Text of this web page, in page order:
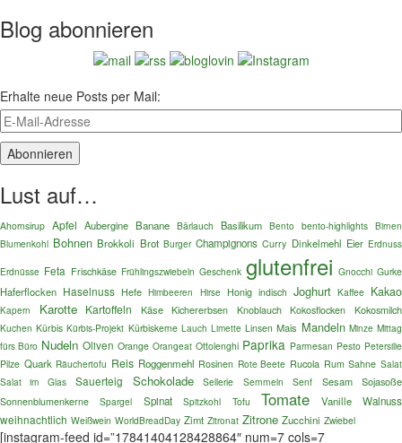
Blog abonnieren
Erhalte neue Posts per Mail:
Lust auf…
Ahornsirup Apfel Aubergine Banane Bärlauch Basilikum Bento bento-highlights Birnen
Blumenkohl Bohnen Brokkoli Brot Burger Champignons Curry Dinkelmehl Eier Erdnuss
Erdnüsse Feta Frischkäse Frühlingszwiebeln Geschenk glutenfrei Gnocchi Gurke
Haferflocken Haselnuss Hefe Himbeeren Hirse Honig indisch Joghurt Kaffee Kakao
Kapern Karotte Kartoffeln Käse Kichererbsen Knoblauch Kokosflocken Kokosmilch
Kuchen Kürbis Kürbis-Projekt Kürbiskerne Lauch Limette Linsen Mais Mandeln Minze Mittag
fürs Büro Nudeln Oliven Orange Orangeat Ottolenghi Paprika Parmesan Pesto Petersilie
Pilze Quark Räuchertofu Reis Roggenmehl Rosinen Rote Beete Rucola Rum Sahne Salat
Salat im Glas Sauerteig Schokolade Sellerie Semmeln Senf Sesam Sojasoße
Sonnenblumenkerne Spargel Spinat Spitzkohl Tofu Tomate Vanille Walnuss
weihnachtlich Weißwein WorldBreadDay Zimt Zitronat Zitrone Zucchini Zwiebel
[instagram-feed id=”17841404128428864″ num=7 cols=7